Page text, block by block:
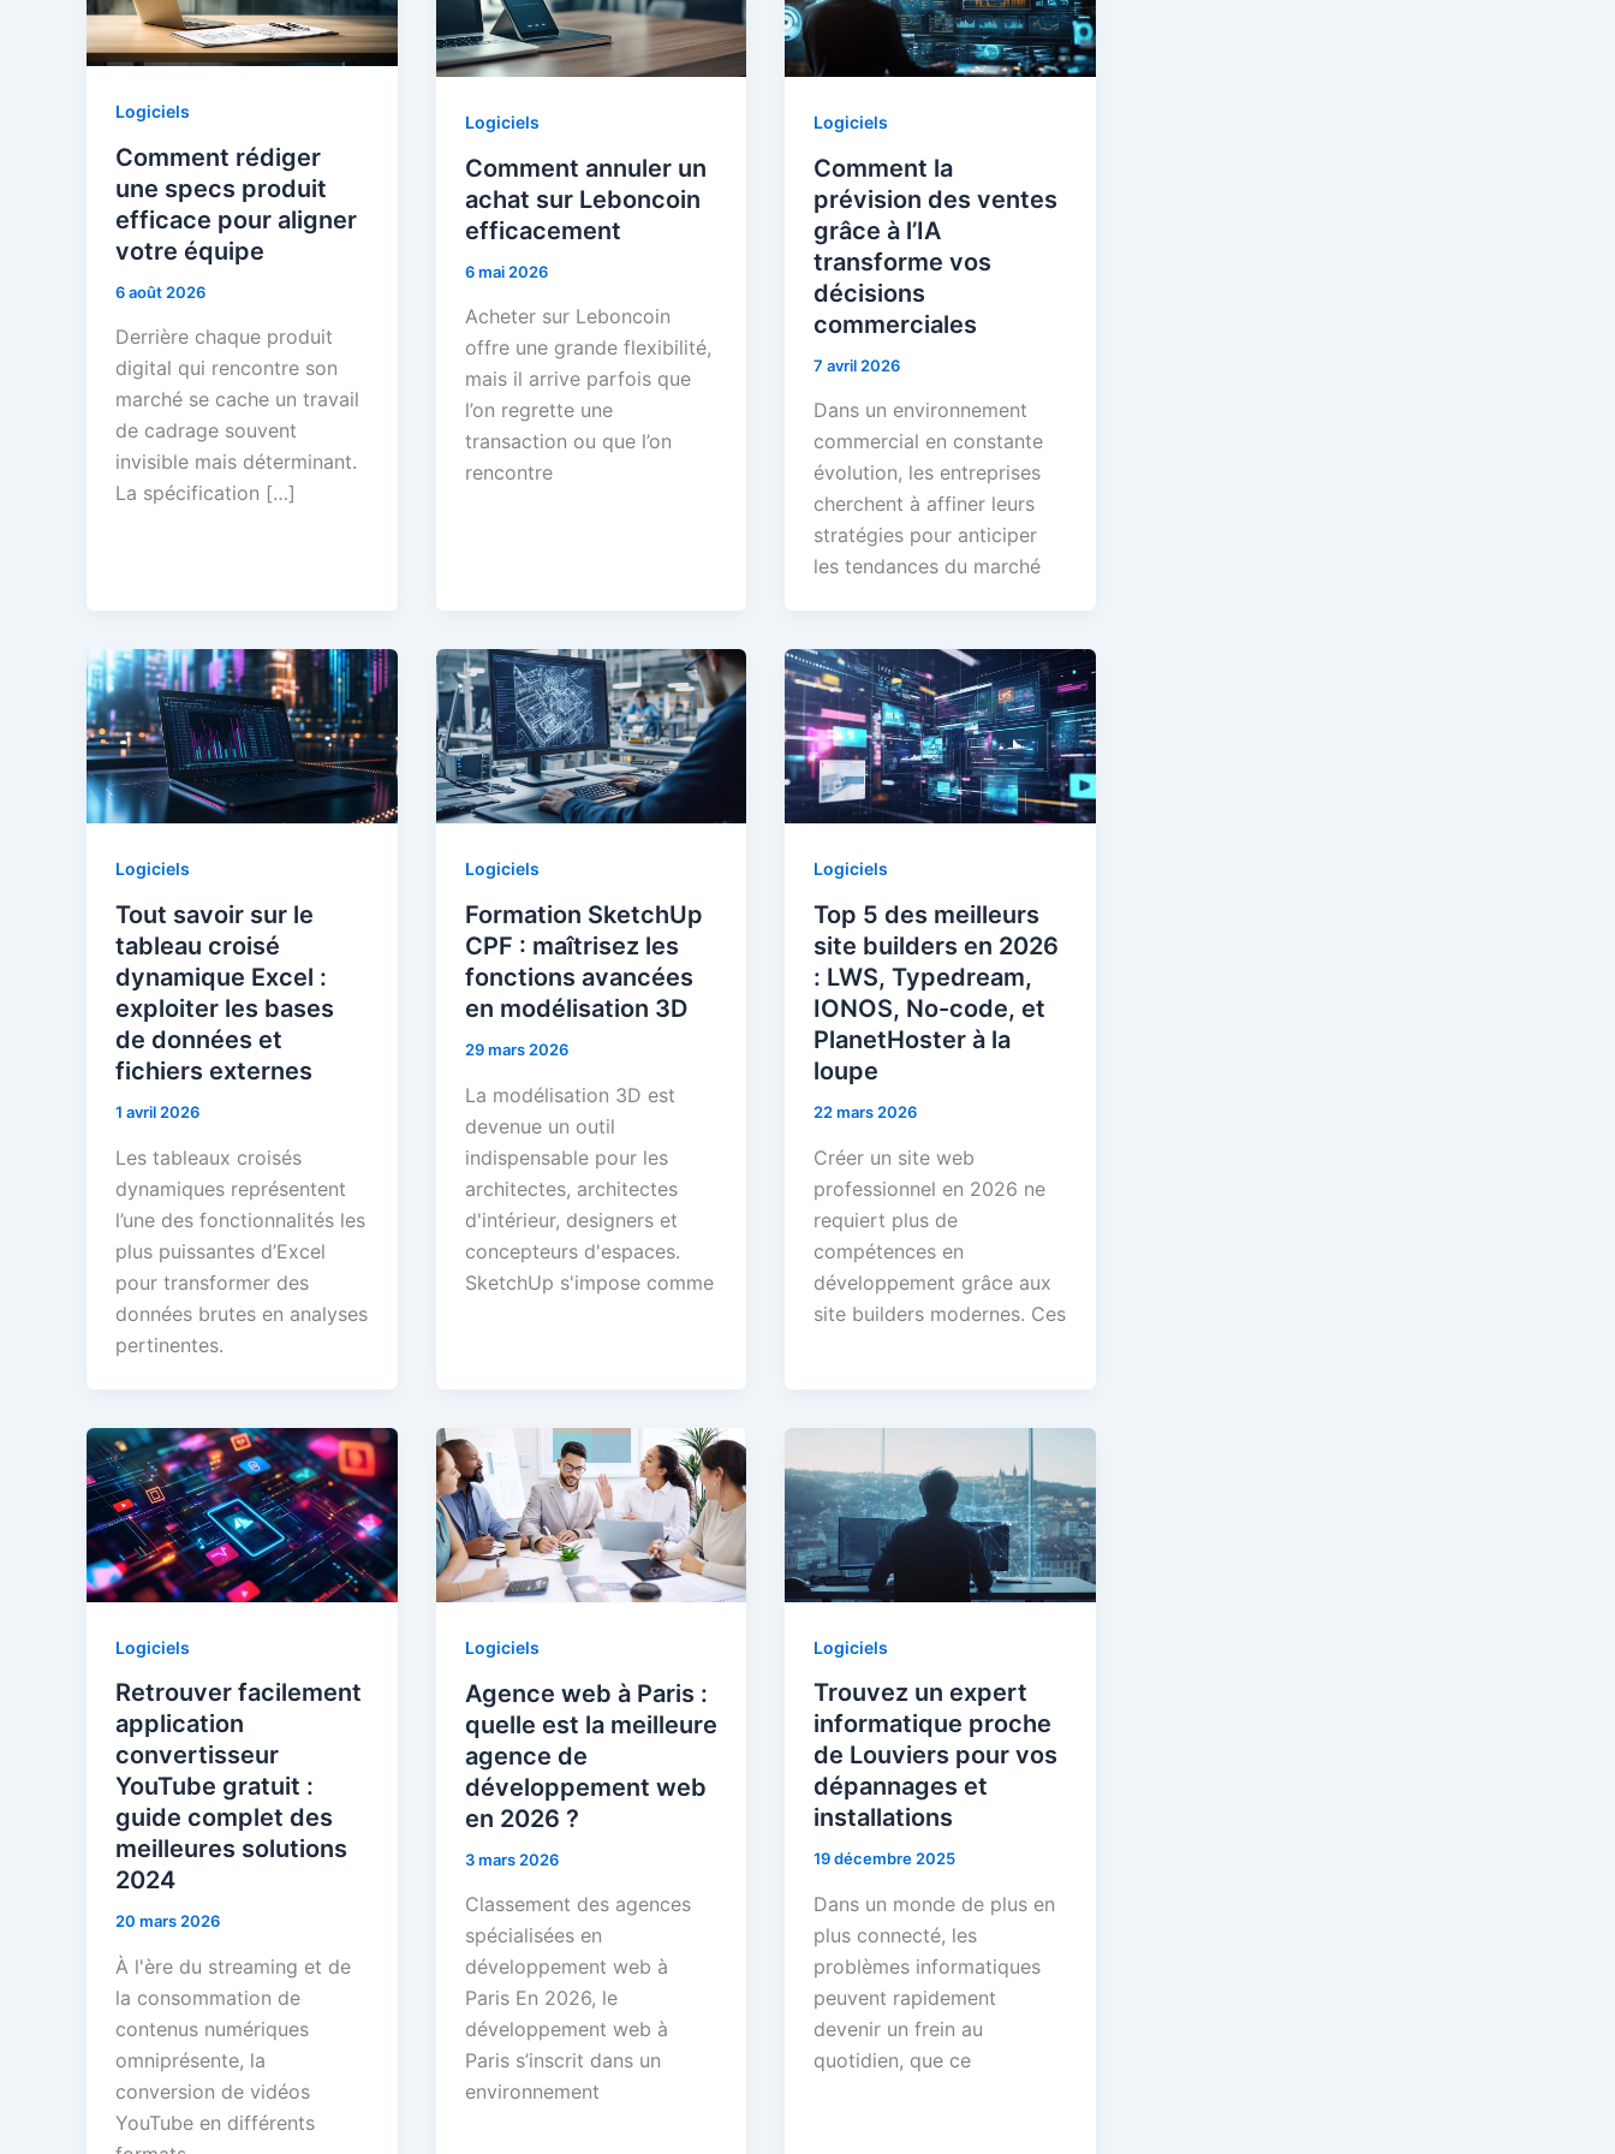
Logiciels
Comment rédiger
une specs produit
efficace pour aligner
votre équipe
6 août 2026
Derrière chaque produit
digital qui rencontre son
marché se cache un travail
de cadrage souvent
invisible mais déterminant.
La spécification […]
Logiciels
Comment annuler un
achat sur Leboncoin
efficacement
6 mai 2026
Acheter sur Leboncoin
offre une grande flexibilité,
mais il arrive parfois que
l’on regrette une
transaction ou que l’on
rencontre
Logiciels
Comment la
prévision des ventes
grâce à l’IA
transforme vos
décisions
commerciales
7 avril 2026
Dans un environnement
commercial en constante
évolution, les entreprises
cherchent à affiner leurs
stratégies pour anticiper
les tendances du marché
Logiciels
Tout savoir sur le
tableau croisé
dynamique Excel :
exploiter les bases
de données et
fichiers externes
1 avril 2026
Les tableaux croisés
dynamiques représentent
l’une des fonctionnalités les
plus puissantes d’Excel
pour transformer des
données brutes en analyses
pertinentes.
Logiciels
Formation SketchUp
CPF : maîtrisez les
fonctions avancées
en modélisation 3D
29 mars 2026
La modélisation 3D est
devenue un outil
indispensable pour les
architectes, architectes
d'intérieur, designers et
concepteurs d'espaces.
SketchUp s'impose comme
Logiciels
Top 5 des meilleurs
site builders en 2026
: LWS, Typedream,
IONOS, No-code, et
PlanetHoster à la
loupe
22 mars 2026
Créer un site web
professionnel en 2026 ne
requiert plus de
compétences en
développement grâce aux
site builders modernes. Ces
Logiciels
Retrouver facilement
application
convertisseur
YouTube gratuit :
guide complet des
meilleures solutions
2024
20 mars 2026
À l'ère du streaming et de
la consommation de
contenus numériques
omniprésente, la
conversion de vidéos
YouTube en différents
Logiciels
Agence web à Paris :
quelle est la meilleure
agence de
développement web
en 2026 ?
3 mars 2026
Classement des agences
spécialisées en
développement web à
Paris En 2026, le
développement web à
Paris s’inscrit dans un
environnement
Logiciels
Trouvez un expert
informatique proche
de Louviers pour vos
dépannages et
installations
19 décembre 2025
Dans un monde de plus en
plus connecté, les
problèmes informatiques
peuvent rapidement
devenir un frein au
quotidien, que ce